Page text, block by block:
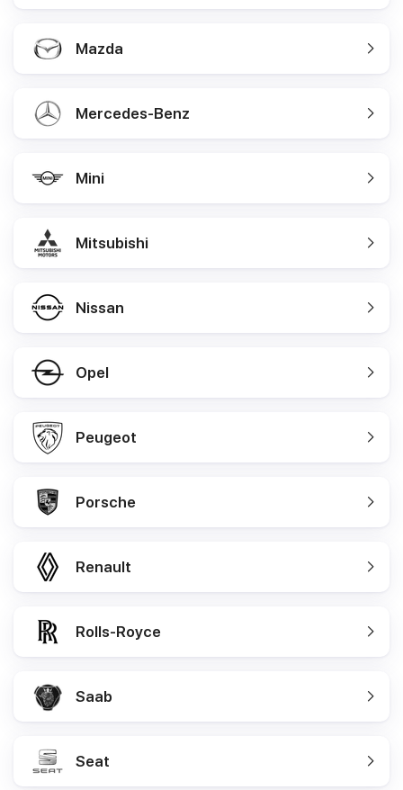
Mazda
Mercedes-Benz
Mini
Mitsubishi
Nissan
Opel
Peugeot
Porsche
Renault
Rolls-Royce
Saab
Seat